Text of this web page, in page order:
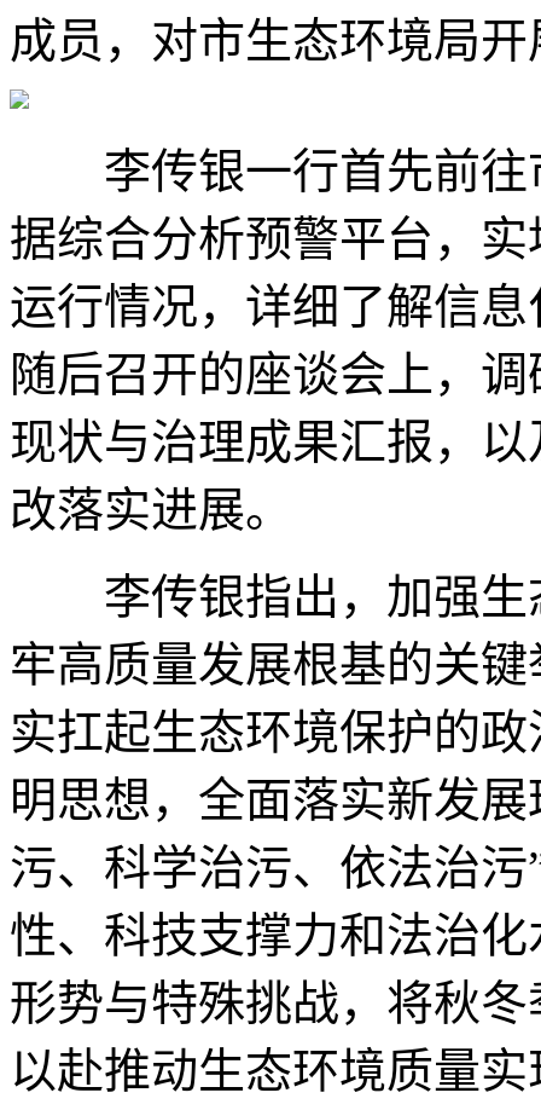
成员，对市生态环境局
李传银一行首先前往
据综合分析预警平台，
运行情况，详细了解信
随后召开的座谈会上，
现状与治理成果汇报，
改落实进展。
李传银指出，加强生
牢高质量发展根基的关
实扛起生态环境保护的
明思想，全面落实新发
污、科学治污、依法治
性、科技支撑力和法治
形势与特殊挑战，将秋
以赴推动生态环境质量